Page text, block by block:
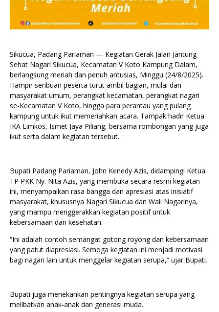
Sikucua, Padang Pariaman — Kegiatan Gerak Jalan Jantung
Sehat Nagari Sikucua, Kecamatan V Koto Kampung Dalam,
berlangsung meriah dan penuh antusias, Minggu (24/8/2025).
Hampir seribuan peserta turut ambil bagian, mulai dari
masyarakat umum, perangkat kecamatan, perangkat nagari
se-Kecamatan V Koto, hingga para perantau yang pulang
kampung untuk ikut memeriahkan acara. Tampak hadir Ketua
IKA Limkos, Ismet Jaya Piliang, bersama rombongan yang juga
ikut serta dalam kegiatan tersebut.
Bupati Padang Pariaman, John Kenedy Azis, didampingi Ketua
TP PKK Ny. Nita Azis, yang membuka secara resmi kegiatan
ini, menyampaikan rasa bangga dan apresiasi atas inisiatif
masyarakat, khususnya Nagari Sikucua dan Wali Nagarinya,
yang mampu menggerakkan kegiatan positif untuk
kebersamaan dan kesehatan.
“Ini adalah contoh semangat gotong royong dan kebersamaan
yang patut diapresiasi. Semoga kegiatan ini menjadi motivasi
bagi nagari lain untuk menggelar kegiatan serupa,” ujar Bupati.
Bupati juga menekankan pentingnya kegiatan serupa yang
melibatkan anak-anak dan generasi muda.